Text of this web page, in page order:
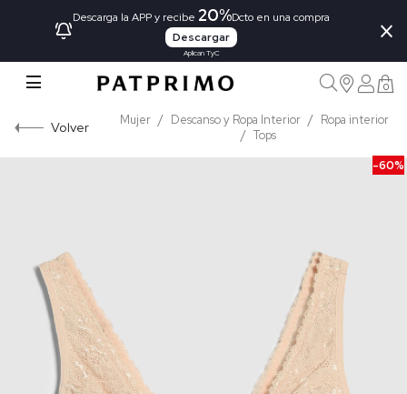
Descarga la APP y recibe 20%Dcto en una compra
Descargar
Aplican TyC
×
0
Volver Mujer Descanso y Ropa Interior
Ropa interior
Tops
-60%